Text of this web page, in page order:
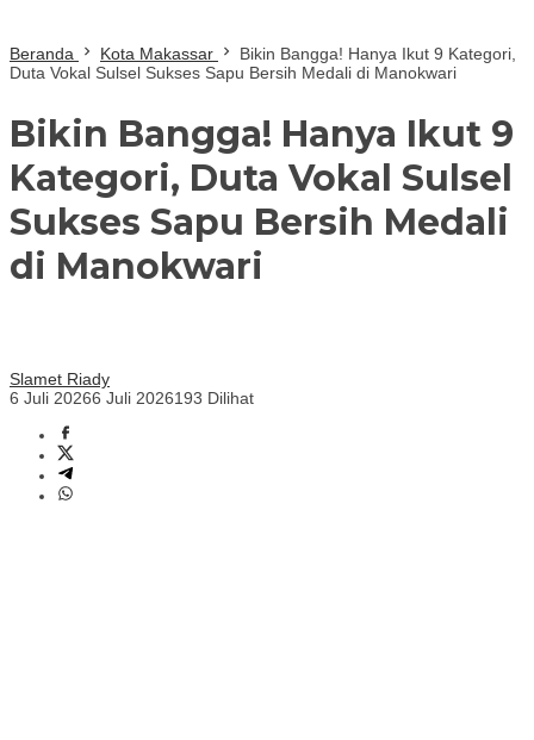
Beranda Kota Makassar
Bikin Bangga! Hanya Ikut 9 Kategori,
Duta Vokal Sulsel Sukses Sapu Bersih Medali di Manokwari
Bikin Bangga! Hanya Ikut 9
Kategori, Duta Vokal Sulsel
Sukses Sapu Bersih Medali
di Manokwari
Slamet Riady
6 Juli 20266 Juli 2026193 Dilihat